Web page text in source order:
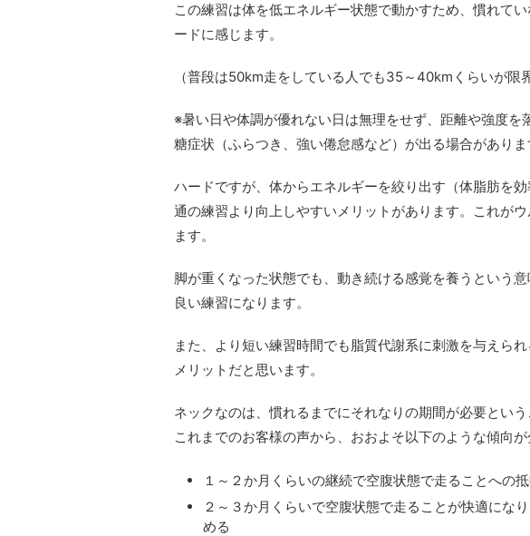
この練習は体を低エネルギー状態で動かすため、慣れて
ードに感じます。
（普段は50km走をしている人でも35～40kmくらいが限
※暑い日や体調が優れない日は無理をせず、距離や強度を
糖症状（ふらつき、強い倦怠感など）が出る場合がありま
ハードですが、体からエネルギーを絞り出す（体脂肪を
通の練習より向上しやすいメリットがあります。これが
ます。
脚が重くなった状態でも、動き続ける感覚を養うという
良い練習になります。
また、より短い練習時間でも脂質代謝系に刺激を与えら
メリットだと思います。
ネックなのは、慣れるまでにそれなりの期間が必要という
これまでのお客様の声から、おおよそ以下のような傾向が
１～２か月くらいの継続で空腹状態で走ることへの
２～３か月くらいで空腹状態で走ることが快適にな
める